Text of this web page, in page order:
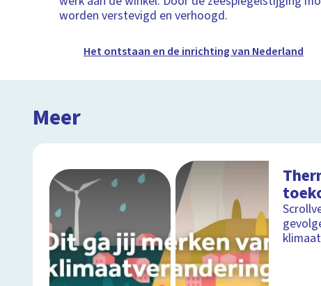
worden verstevigd en verhoogd.
Het ontstaan en de inrichting van Nederland
Meer